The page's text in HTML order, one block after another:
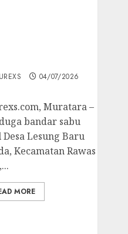
04/07/2026
Muratara –
bandar sabu
Desa Lesung Baru
Kecamatan Rawas
MORE